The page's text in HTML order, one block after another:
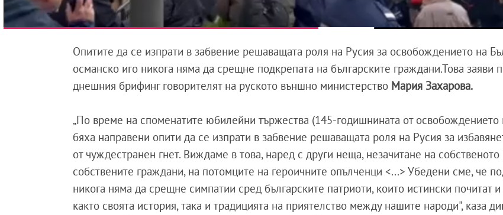
Опитите да се изпрати в забвение решаващата роля на Русия за освобождението на
османско иго никога няма да срещне подкрепата на българските граждани.Това заяви
днешния брифинг говорителят на руското външно министерство Мария Захарова.
„По време на споменатите юбилейни тържества (145-годишнината от освобождението
бяха направени опити да се изпрати в забвение решаващата роля на Русия за
от чуждестранен гнет. Виждаме в това, наред с други неща, незачитане на
собствените граждани, на потомците на героичните опълченци <...> Убедени сме, че
никога няма да срещне симпатии сред българските патриоти, които истински почитат
както своята история, така и традицията на приятелство между нашите народи", каза